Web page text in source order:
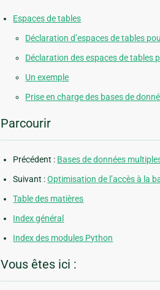
Espaces de tables
Déclaration d’espaces de tables
Déclaration des espaces de tables
Un exemple
Prise en charge des bases de
Parcourir
Précédent : Bases de données
Suivant :Optimisation de l’accès à la
Table des matières
Index général
Index des modules Python
Vous êtes ici :